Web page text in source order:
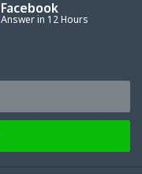
Facebook
Answer in 12 Hours